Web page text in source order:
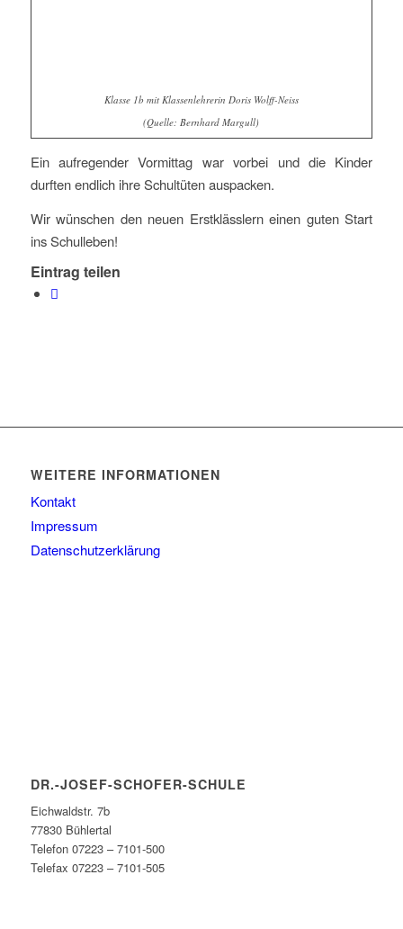
Klasse 1b mit Klassenlehrerin Doris Wolff-Neiss
(Quelle: Bernhard Margull)
Ein aufregender Vormittag war vorbei und die Kinder
durften endlich ihre Schultüten auspacken.
Wir wünschen den neuen Erstklässlern einen guten Start
ins Schulleben!
Eintrag teilen
WEITERE INFORMATIONEN
Kontakt
Impressum
Datenschutzerklärung
DR.-JOSEF-SCHOFER-SCHULE
Eichwaldstr. 7b
77830 Bühlertal
Telefon 07223 – 7101-500
Telefax 07223 – 7101-505